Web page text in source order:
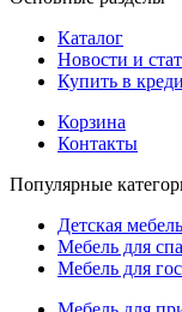
Каталог
Новости и
Купить в
Корзина
Контакты
Популярные
Детская мебель
Мебель для
Мебель для